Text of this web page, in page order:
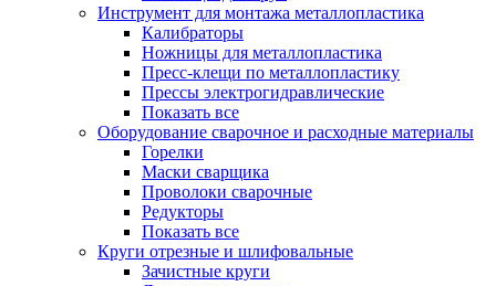
Инструмент для монтажа металлопластика
Калибраторы
Ножницы для металлопластика
Пресс-клещи по металлопластику
Прессы электрогидравлические
Показать все
Оборудование сварочное и расходные материалы
Горелки
Маски сварщика
Проволоки сварочные
Редукторы
Показать все
Круги отрезные и шлифовальные
Зачистные круги